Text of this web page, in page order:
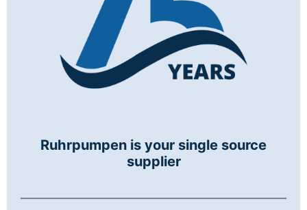
Ruhrpumpen is your single source
supplier